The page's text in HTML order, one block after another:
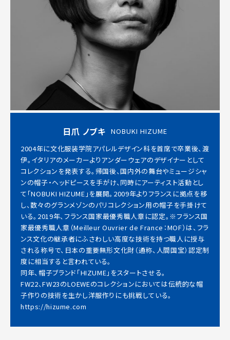
日爪 ノブキ NOBUKI HIZUME
2004年に文化服装学院アパレルデザイン科を首席で卒業後、渡
伊。イタリアのメーカーよりアンダーウェアのデザイナーとして
コレクションを発表する。帰国後、国内外の舞台やミュージシャ
ンの帽子・ヘッドピースを手がけ、同時にアーティスト活動とし
て「NOBUKI HIZUME」を展開。2009年よりフランスに拠点を移
し、数々のグランメゾンのパリコレクション用の帽子を手掛けて
いる。2019年、フランス国家最優秀職人章に認定。※フランス国
家最優秀職人章（Meilleur Ouvrier de France：MOF）は、フラ
ンス文化の継承者にふさわしい高度な技術を持つ職人に授与
される称号で、日本の重要無形文化財（通称、人間国宝）認定制
度に相当すると言われている。
同年、帽子ブランド「HIZUME」をスタートさせる。
FW22、FW23のLOEWEのコレクションにおいては伝統的な帽
子作りの技術を生かし洋服作りにも挑戦している。
https://hizume.com